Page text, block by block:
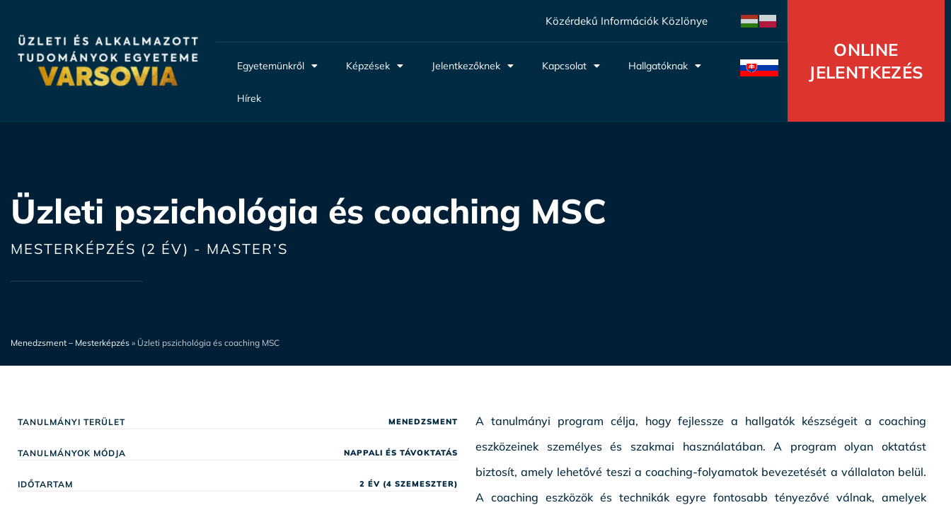
Közérdekű Információk Közlönye
Egyetemünkről Képzések Jelentkezőknek Kapcsolat Hallgatóknak
Hírek
ONLINE
JELENTKEZÉS
Üzleti pszichológia és coaching MSC
MESTERKÉPZÉS (2 ÉV) - MASTER’S
Menedzsment – Mesterképzés » Üzleti pszichológia és coaching MSC
TANULMÁNYI TERÜLET MENEDZSMENT
TANULMÁNYOK MÓDJA NAPPALI ÉS TÁVOKTATÁS
IDŐTARTAM 2 ÉV (4 SZEMESZTER)
A tanulmányi program célja, hogy fejlessze a hallgatók készségeit a coaching
eszközeinek személyes és szakmai használatában. A program olyan oktatást
biztosít, amely lehetővé teszi a coaching-folyamatok bevezetését a vállalaton belül.
A coaching eszközök és technikák egyre fontosabb tényezővé válnak, amelyek